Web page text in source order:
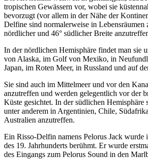
tropischen Gewässern vor, wobei sie
bevorzugt (vor allem in der Nähe der
Delfine sind normalerweise in Lebensräumen
nördlicher und 46° südlicher Breite
In der nördlichen Hemisphäre findet man sie
von Alaska, im Golf von Mexiko, in
Japan, im Roten Meer, in Russland und auf
Sie sind auch im Mittelmeer und vor den
anzutreffen und werden gelegentlich vor der
Küste gesichtet. In der südlichen Hemisphäre
unter anderem in Argentinien, Chile,
Australien anzutreffen.
Ein Risso-Delfin namens Pelorus Jack wurde
des 19. Jahrhunderts berühmt. Er wurde
des Eingangs zum Pelorus Sound in den